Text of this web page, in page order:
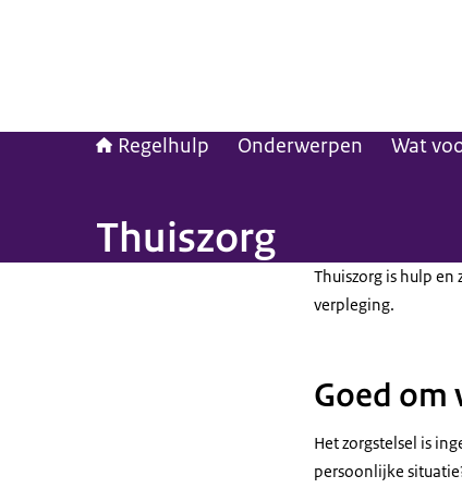
Regelhulp Onderwerpen Wat
Thuiszorg
Thuiszorg is hulp
verpleging.
Goed om
Het zorgstelsel is
persoonlijke